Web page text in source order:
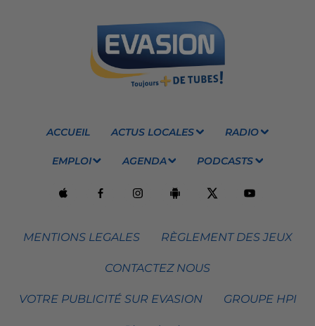
ACCUEIL ACTUS LOCALES RADIO
EMPLOI AGENDA PODCASTS
MENTIONS LEGALES RÈGLEMENT DES JEUX
CONTACTEZ NOUS
VOTRE PUBLICITÉ SUR EVASION GROUPE HPI